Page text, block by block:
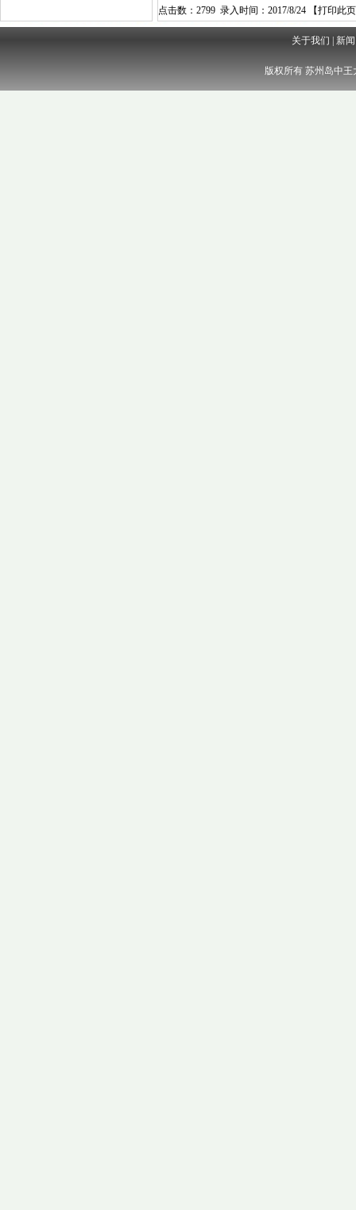
点击数：2799 录入时间：2017/8/24 【打印此页
关于我们 新
版权所有 苏州岛中王